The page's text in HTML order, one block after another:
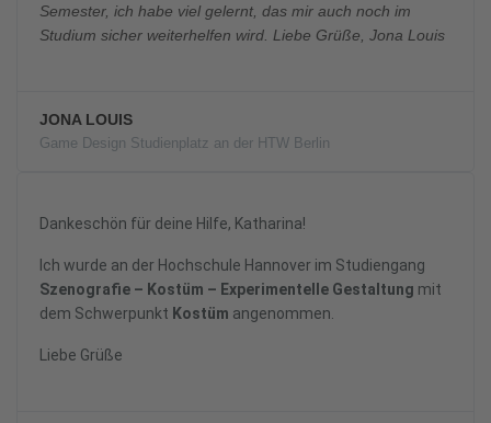
Semester, ich habe viel gelernt, das mir auch noch im
Studium sicher weiterhelfen wird. Liebe Grüße, Jona Louis
JONA LOUIS
Game Design Studienplatz an der HTW Berlin
Dankeschön für deine Hilfe, Katharina!
Ich wurde an der Hochschule Hannover im Studiengang
Szenografie – Kostüm – Experimentelle Gestaltung mit
dem Schwerpunkt Kostüm angenommen.
Liebe Grüße